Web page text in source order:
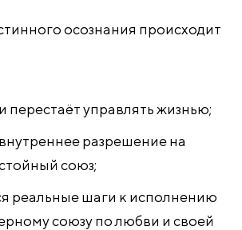
осознания происходит
перестаёт управлять жизнью;
разрешение на
союз;
реальные шаги к исполнению
союзу по любви и своей